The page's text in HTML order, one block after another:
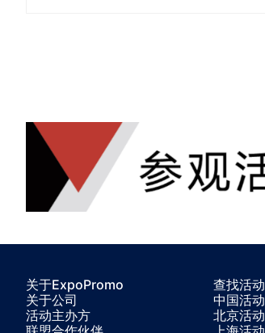
关于ExpoPromo
关于公司
活动主办方
查找活动
中国活动
北京活动